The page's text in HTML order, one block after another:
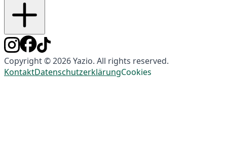
Copyright © 2026 Yazio. All rights reserved.
KontaktDatenschutzerklärungCookies